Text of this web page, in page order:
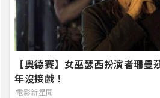
【奧德賽】女巫瑟西扮演者珊
年沒接戲！
電影新星聞